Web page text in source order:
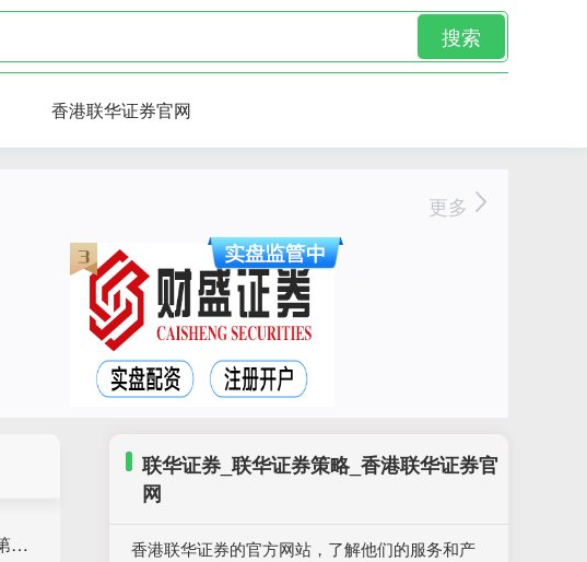
搜索
香港联华证券官网
更多
股票杠杆哪家好 温州民商银行违规被罚120万元 正泰集团为第一大股东
联华证券_联华证券策略_香港联华证券官
网
香港联华证券的官方网站，了解他们的服务和产